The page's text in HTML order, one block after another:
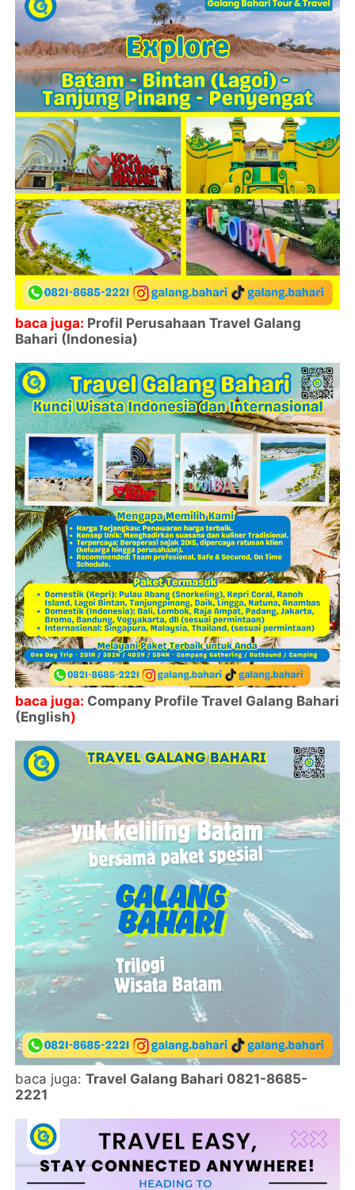
baca juga: Profil Perusahaan Travel Galang
Bahari (Indonesia)
baca juga: Company Profile Travel Galang Bahari
(English)
baca juga:Travel Galang Bahari 0821-8685-
2221